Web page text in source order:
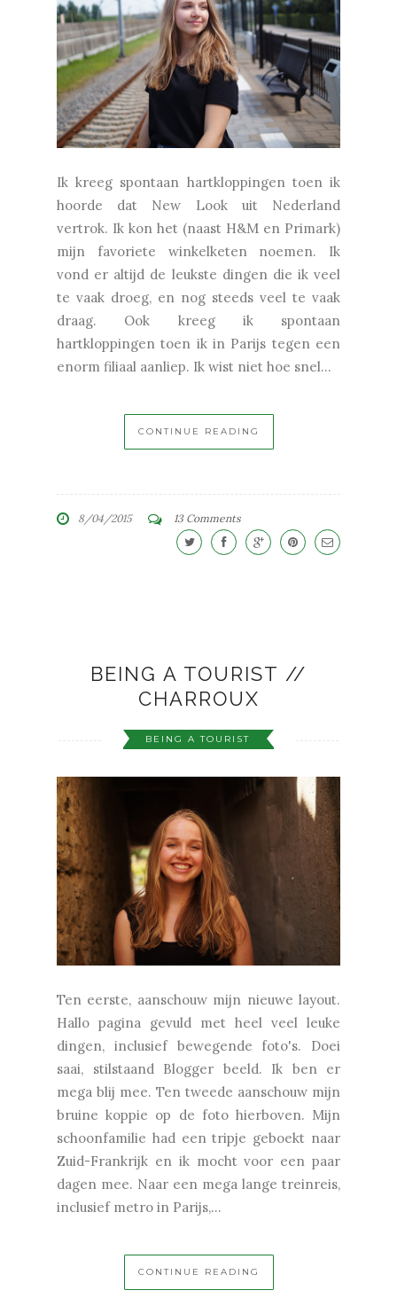
Ik kreeg spontaan hartkloppingen toen ik
hoorde dat New Look uit Nederland
vertrok. Ik kon het (naast H&M en Primark)
mijn favoriete winkelketen noemen. Ik
vond er altijd de leukste dingen die ik veel
te vaak droeg, en nog steeds veel te vaak
draag. Ook kreeg ik spontaan
hartkloppingen toen ik in Parijs tegen een
enorm filiaal aanliep. Ik wist niet hoe snel...
CONTINUE READING
8/04/2015 13 Comments
BEING A TOURIST //
CHARROUX
BEING A TOURIST
Ten eerste, aanschouw mijn nieuwe layout.
Hallo pagina gevuld met heel veel leuke
dingen, inclusief bewegende foto's. Doei
saai, stilstaand Blogger beeld. Ik ben er
mega blij mee. Ten tweede aanschouw mijn
bruine koppie op de foto hierboven. Mijn
schoonfamilie had een tripje geboekt naar
Zuid-Frankrijk en ik mocht voor een paar
dagen mee. Naar een mega lange treinreis,
inclusief metro in Parijs,...
CONTINUE READING